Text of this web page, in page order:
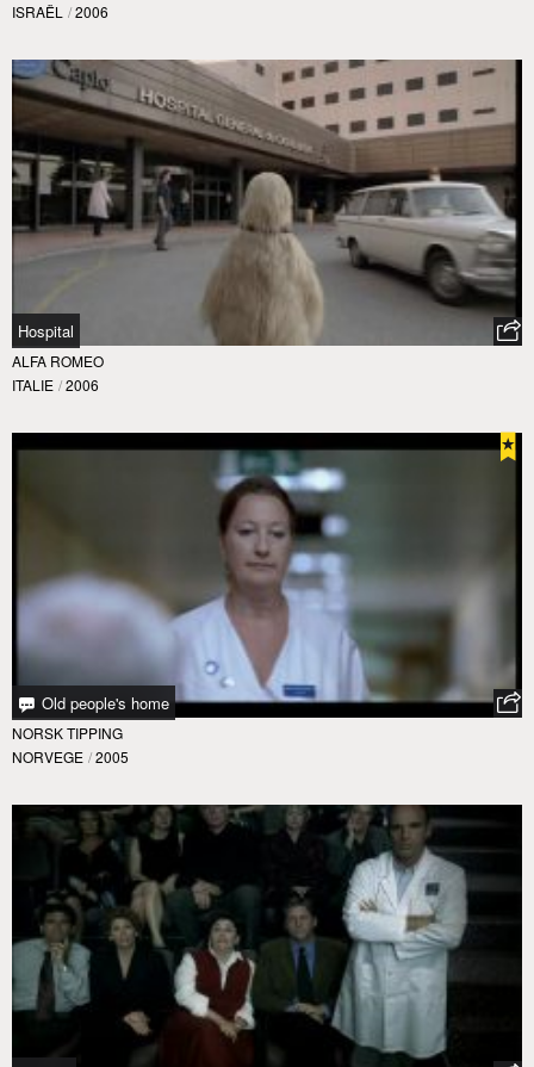
ISRAËL / 2006
Hospital
ALFA ROMEO
ITALIE / 2006
Old people's home
NORSK TIPPING
NORVEGE / 2005